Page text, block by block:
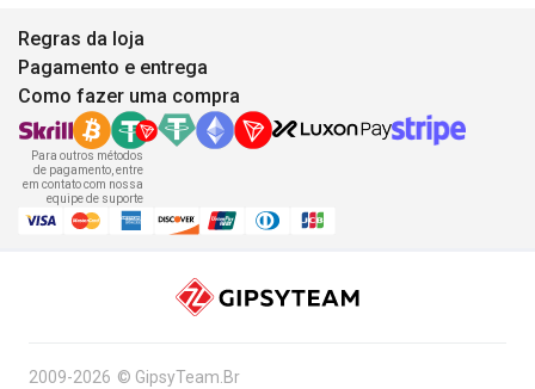
Regras da loja
Pagamento e entrega
Como fazer uma compra
Para outros métodos
de pagamento, entre
em contato com nossa
equipe de suporte
2009-2026 © GipsyTeam.Br